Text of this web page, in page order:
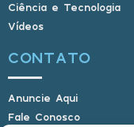
Ciência e Tecnologia
Vídeos
CONTATO
Anuncie Aqui
Fale Conosco